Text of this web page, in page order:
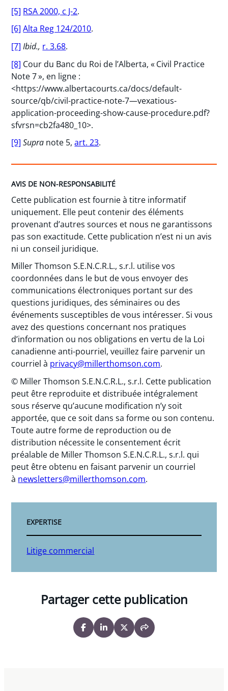
[5] RSA 2000, c J-2.
[6] Alta Reg 124/2010.
[7] Ibid., r. 3.68.
[8] Cour du Banc du Roi de l’Alberta, « Civil Practice
Note 7 », en ligne :
<https://www.albertacourts.ca/docs/default-
source/qb/civil-practice-note-7—vexatious-
application-proceeding-show-cause-procedure.pdf?
sfvrsn=cb2fa480_10>.
[9] Supra note 5,art. 23.
AVIS DE NON-RESPONSABILITÉ
Cette publication est fournie à titre informatif
uniquement. Elle peut contenir des éléments
provenant d’autres sources et nous ne garantissons
pas son exactitude. Cette publication n’est ni un avis
ni un conseil juridique.
Miller Thomson S.E.N.C.R.L., s.r.l. utilise vos
coordonnées dans le but de vous envoyer des
communications électroniques portant sur des
questions juridiques, des séminaires ou des
événements susceptibles de vous intéresser. Si vous
avez des questions concernant nos pratiques
d’information ou nos obligations en vertu de la Loi
canadienne anti-pourriel, veuillez faire parvenir un
courriel à privacy@millerthomson.com.
© Miller Thomson S.E.N.C.R.L., s.r.l. Cette publication
peut être reproduite et distribuée intégralement
sous réserve qu’aucune modification n’y soit
apportée, que ce soit dans sa forme ou son contenu.
Toute autre forme de reproduction ou de
distribution nécessite le consentement écrit
préalable de Miller Thomson S.E.N.C.R.L., s.r.l. qui
peut être obtenu en faisant parvenir un courriel
à newsletters@millerthomson.com.
EXPERTISE
Litige commercial
Partager cette publication